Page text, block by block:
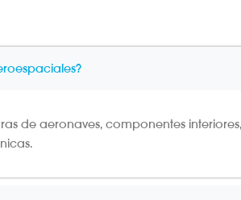
de aeronaves, componentes